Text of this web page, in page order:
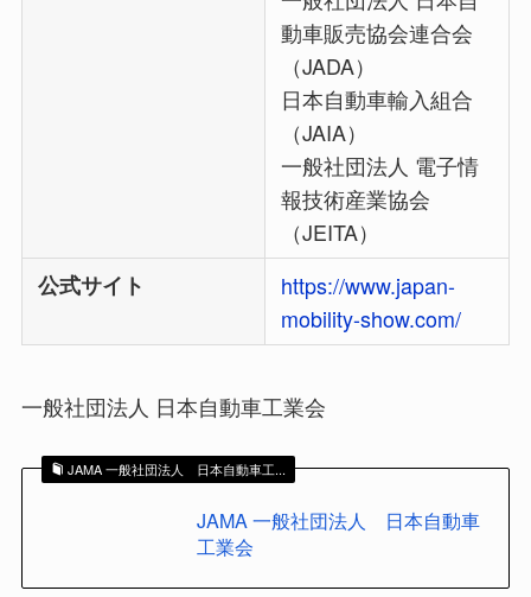
動車販売協会連合会
（JADA）
日本自動車輸入組合
（JAIA）
一般社団法人 電子情
報技術産業協会
（JEITA）
公式サイト
https://www.japan-
mobility-show.com/
一般社団法人 日本自動車工業会
JAMA 一般社団法人 日本自動車工...
JAMA 一般社団法人 日本自動車
工業会